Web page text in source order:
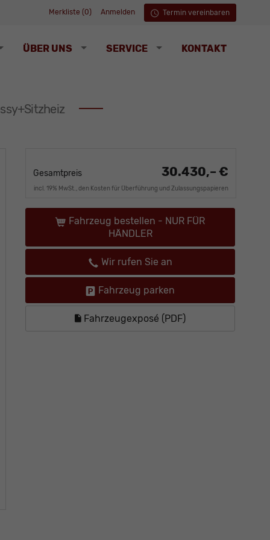
Merkliste (0) Anmelden Termin vereinbaren
ÜBER UNS SERVICE KONTAKT
Gesamtpreis 30.430,– €
incl. 19% MwSt., den Kosten für Überführung und Zulassungspapieren
Fahrzeug bestellen - NUR FÜR
HÄNDLER
Wir rufen Sie an
Fahrzeug parken
Fahrzeugexposé (PDF)